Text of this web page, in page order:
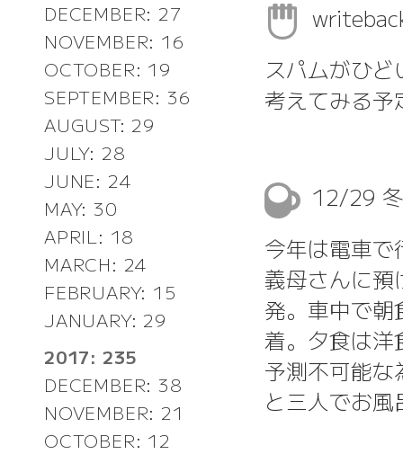
DECEMBER: 27
NOVEMBER: 16
OCTOBER: 19
SEPTEMBER: 36
AUGUST: 29
JULY: 28
JUNE: 24
MAY: 30
APRIL: 18
MARCH: 24
FEBRUARY: 15
JANUARY: 29
2017: 235
DECEMBER: 38
NOVEMBER: 21
OCTOBER: 12
スパムがひ
考えてみる予
12/29
今年は電車
義母さんに
発。車中で
着。夕食は
予測不可能
と三人でお